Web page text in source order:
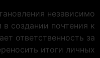
независимо
создании почтения к
ответственность за
итоги личных